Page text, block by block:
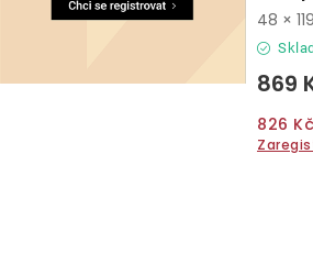
869
826 Kč
48 ×